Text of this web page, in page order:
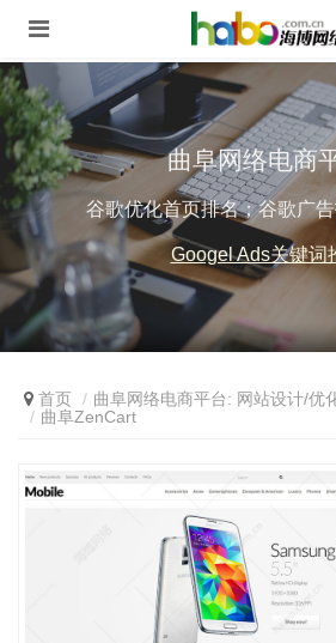
曲阜网络电商
谷歌优化首页排名；谷歌广
Googel Ads关键词
首页 曲阜网络电商平台: 网站设计/优
曲阜ZenCart